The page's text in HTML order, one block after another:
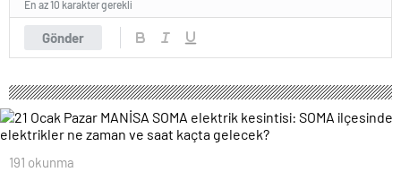
Gönder
En az 10 karakter gerekli
191 okunma